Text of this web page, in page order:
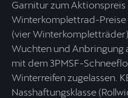
Garnitur zum
Winterkomplettrad-
(vier
Wuchten und Anbringung
mit dem 3PMSF-
Winterreifen zugelassen.
Nasshaftungsklasse